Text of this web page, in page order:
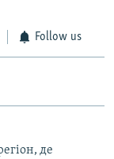
Follow us
де